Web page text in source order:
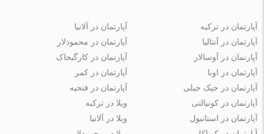
آپارتمان در ترکیه
آپارتمان در آنتالیا
آپارتمان در آوسالار
آپارتمان در اوبا
آپارتمان در جیک جیلی
آپارتمان در آلانیا
آپارتمان در محمودلار
آپارتمان در کارگیجاک
آپارتمان در کمر
آپارتمان در فتحیه
آپارتمان در کونیالتی
آپارتمان در استانبول
ویلا در ترکیه
ویلا در آلانیا